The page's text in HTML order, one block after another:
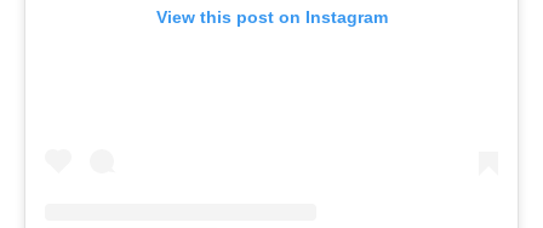
View this post on Instagram